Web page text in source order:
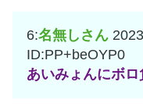
6:名無しさん
ID:PP+beOYP0
あいみょんにボロ